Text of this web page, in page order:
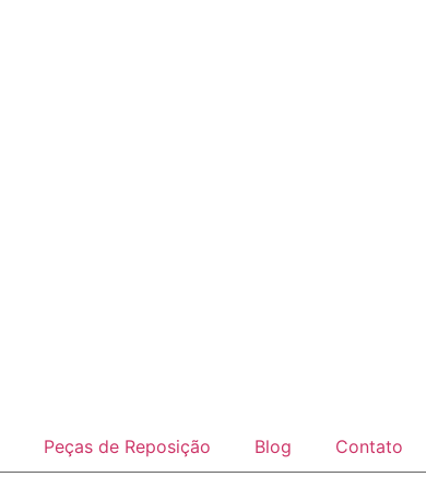
Peças de Reposição Blog Contato